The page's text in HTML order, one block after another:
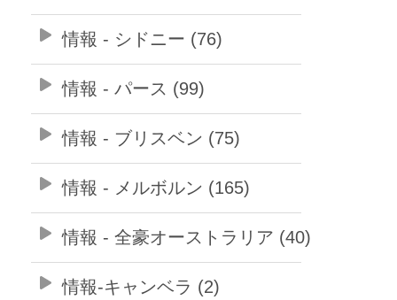
情報 - シドニー (76)
情報 - パース (99)
情報 - ブリスベン (75)
情報 - メルボルン (165)
情報 - 全豪オーストラリア (40)
情報-キャンベラ (2)